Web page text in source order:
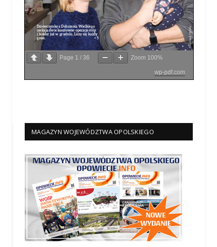
Page 1 / 36 Zoom 100%
wp-pdf.com
MAGAZYN WOJEWÓDZTWA OPOLSKIEGO